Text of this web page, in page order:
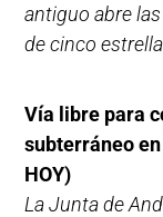
antiguo abre
de cinco
Vía libre para
subterráneo
HOY)
La Junta de